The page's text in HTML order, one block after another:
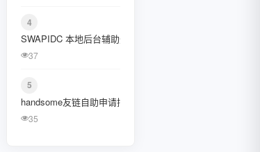
November 2020
September 2020
June 2020
4
SWAPIDC 本地后台辅助登陆插件 [CcDalao]
37
5
handsome友链自助申请插件
35